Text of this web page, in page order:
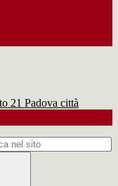
21 Padova città